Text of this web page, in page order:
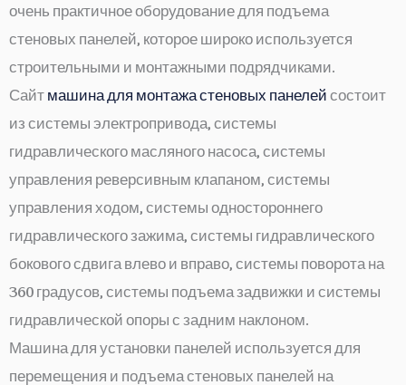
очень практичное оборудование для подъема
стеновых панелей, которое широко используется
строительными и монтажными подрядчиками.
Сайт машина для монтажа стеновых панелей состоит
из системы электропривода, системы
гидравлического масляного насоса, системы
управления реверсивным клапаном, системы
управления ходом, системы одностороннего
гидравлического зажима, системы гидравлического
бокового сдвига влево и вправо, системы поворота на
360 градусов, системы подъема задвижки и системы
гидравлической опоры с задним наклоном.
Машина для установки панелей используется для
перемещения и подъема стеновых панелей на